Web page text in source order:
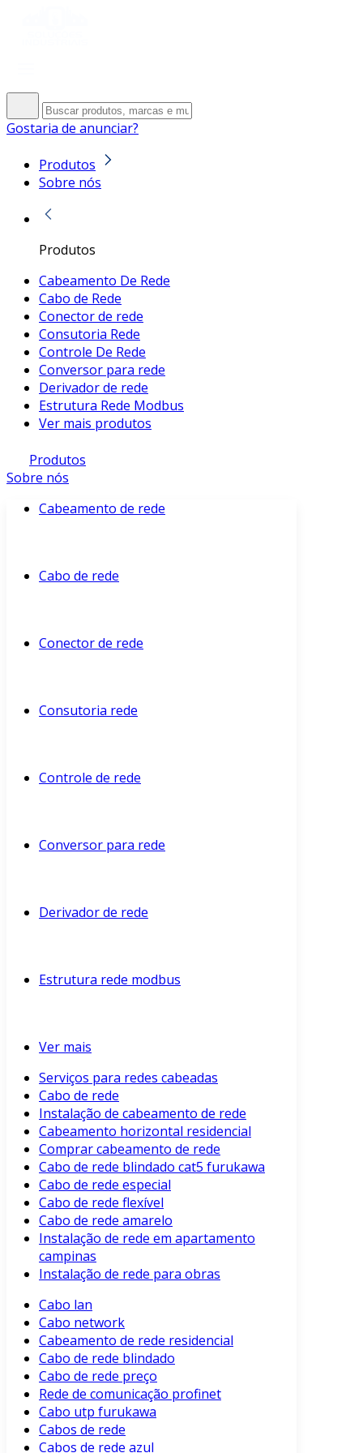
Gostaria de anunciar?
Produtos
Sobre nós
Produtos
Cabeamento De Rede
Cabo de Rede
Conector de rede
Consutoria Rede
Controle De Rede
Conversor para rede
Derivador de rede
Estrutura Rede Modbus
Ver mais produtos
Produtos
Sobre nós
Cabeamento de rede
Cabo de rede
Conector de rede
Consutoria rede
Controle de rede
Conversor para rede
Derivador de rede
Estrutura rede modbus
Ver mais
Serviços para redes cabeadas
Cabo de rede
Instalação de cabeamento de rede
Cabeamento horizontal residencial
Comprar cabeamento de rede
Cabo de rede blindado cat5 furukawa
Cabo de rede especial
Cabo de rede flexível
Cabo de rede amarelo
Instalação de rede em apartamento
campinas
Instalação de rede para obras
Cabo lan
Cabo network
Cabeamento de rede residencial
Cabo de rede blindado
Cabo de rede preço
Rede de comunicação profinet
Cabo utp furukawa
Cabos de rede
Cabos de rede azul